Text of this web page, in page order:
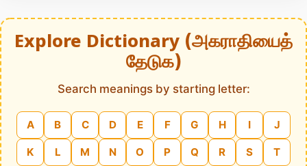
Explore Dictionary (அகராதியைத்
தேடுக)
Search meanings by starting letter:
A B C D E F G H I J
K L M N O P Q R S T